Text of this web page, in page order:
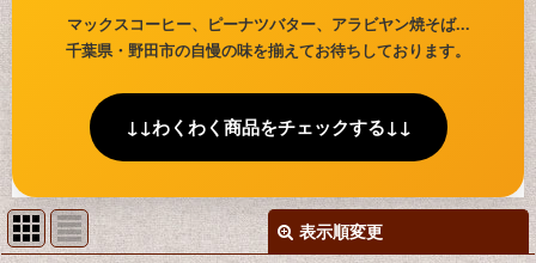
マックスコーヒー、ピーナツバター、アラビヤン焼そば...
千葉県・野田市の自慢の味を揃えてお待ちしております。
↓↓わくわく商品をチェックする↓↓
表示順変更